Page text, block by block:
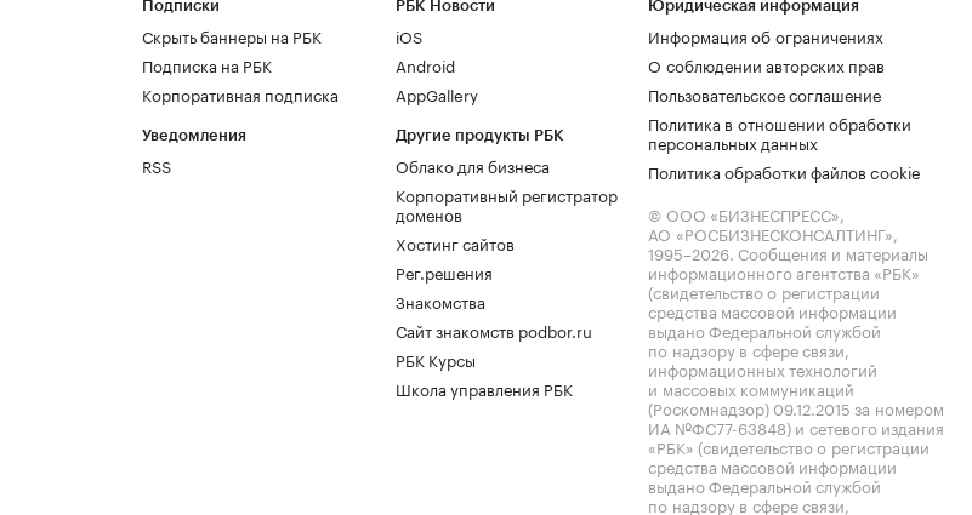
Подписки
Скрыть баннеры на РБК
Подписка на РБК
Корпоративная подписка
Уведомления
RSS
РБК Новости
iOS
Android
AppGallery
Другие продукты РБК
Облако для бизнеса
Корпоративный регистратор
доменов
Хостинг сайтов
Рег.решения
Знакомства
Сайт знакомств podbor.ru
РБК Курсы
Школа управления РБК
Юридическая информация
Информация об ограничениях
О соблюдении авторских прав
Пользовательское соглашение
Политика в отношении обработки
персональных данных
Политика обработки файлов cookie
© ООО «БИЗНЕСПРЕСС»,
АО «РОСБИЗНЕСКОНСАЛТИНГ»,
1995–2026. Сообщения и материалы
информационного агентства «РБК»
(свидетельство о регистрации
средства массовой информации
выдано Федеральной службой
по надзору в сфере связи,
информационных технологий
и массовых коммуникаций
(Роскомнадзор) 09.12.2015 за номером
ИА №ФС77-63848) и сетевого издания
«РБК» (свидетельство о регистрации
средства массовой информации
выдано Федеральной службой
по надзору в сфере связи,